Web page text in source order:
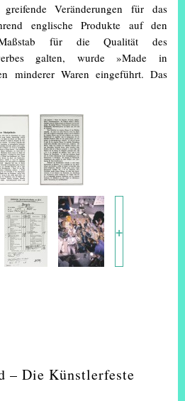
Veränderungen für das
englische Produkte auf den
Maßstab für die Qualität des
galten, wurde »Made in
minderer Waren eingeführt. Das
+
– Die Künstlerfeste